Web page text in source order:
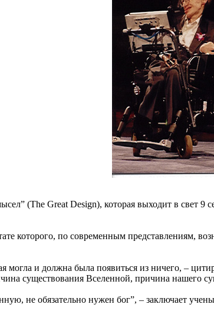
(The Great Design), которая выходит в свет 9
которого, по современным представлениям,
могла и должна была появиться из ничего, –
существования Вселенной, причина нашего
не обязательно нужен бог”, – заключает